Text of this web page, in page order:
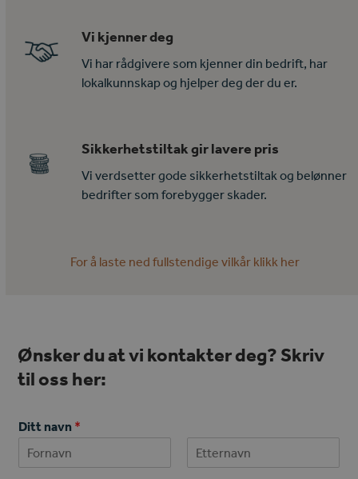
Vi kjenner deg
Vi har rådgivere som kjenner din bedrift, har
lokalkunnskap og hjelper deg der du er.
Sikkerhetstiltak gir lavere pris
Vi verdsetter gode sikkerhetstiltak og belønner
bedrifter som forebygger skader.
For å laste ned fullstendige vilkår klikk her
Ønsker du at vi kontakter deg? Skriv
til oss her:
Ditt navn *